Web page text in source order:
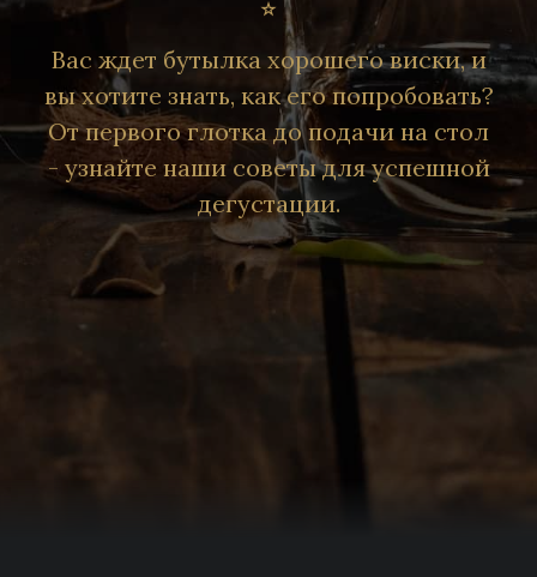
Вас ждет бутылка хорошего виски, и
вы хотите знать, как его попробовать?
От первого глотка до подачи на стол
- узнайте наши советы для успешной
дегустации.